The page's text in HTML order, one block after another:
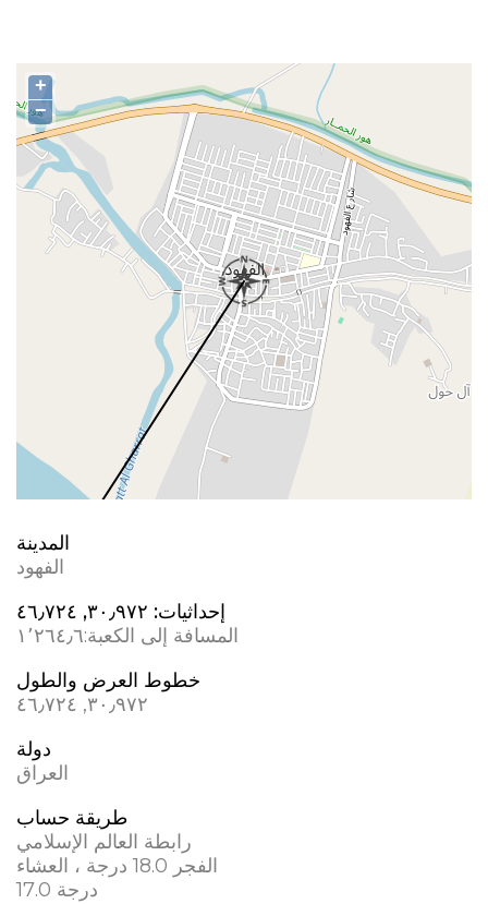
+
−
المدينة
الفهود
إحداثيات: ٣٠٫٩٧٢, ٤٦٫٧٢٤
المسافة إلى الكعبة:١٬٢٦٤٫٦
خطوط العرض والطول
٣٠٫٩٧٢, ٤٦٫٧٢٤
دولة
العراق
طريقة حساب
رابطة العالم الإسلامي
الفجر 18.0 درجة ، العشاء
17.0 درجة